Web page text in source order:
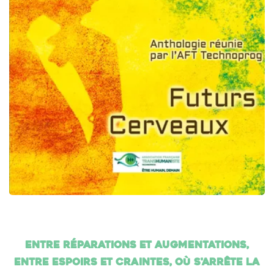
Entre réparations et augmentations,
entre espoirs et craintes, où s'arrête la